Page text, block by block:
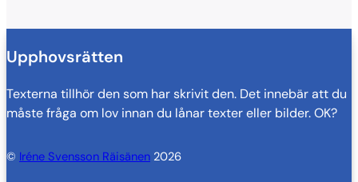
Upphovsrätten
Texterna tillhör den som har skrivit den. Det innebär att du
måste fråga om lov innan du lånar texter eller bilder. OK?
© Iréne Svensson Räisänen 2026